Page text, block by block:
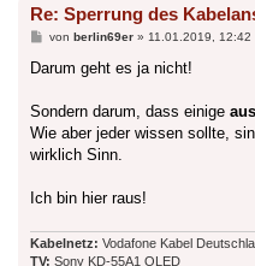
Re: Sperrung des
Beitrag
von berlin69er» 11.01.2019, 12:42
Darum geht es ja nicht!
Sondern darum, dass einige
Wie aber jeder wissen sollte,
wirklich Sinn.
Ich bin hier raus!
Kabelnetz: Vodafone Kabel
TV: Sony KD-55A1 OLED